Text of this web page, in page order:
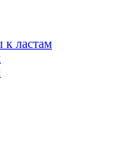
к ластам